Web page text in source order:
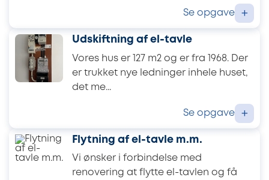
Se opgave +
Udskiftning af el-tavle
Vores hus er 127 m2 og er fra 1968. Der
er trukket nye ledninger inhele huset,
det me...
Se opgave +
Flytning af el-tavle m.m.
Vi ønsker i forbindelse med
renovering at flytte el-tavlen og få